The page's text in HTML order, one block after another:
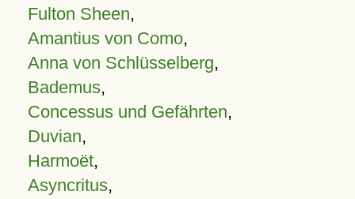
Fulton Sheen,
Amantius von Como,
Anna von Schlüsselberg,
Bademus,
Concessus und Gefährten,
Duvian,
Harmoët,
Asyncritus,